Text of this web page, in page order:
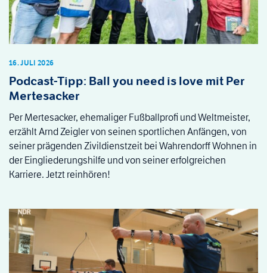
Podcast-Tipp: Ball you need is love mit Per
Mertesacker
16. JULI 2026
Per Mertesacker, ehemaliger Fußballprofi und Weltmeister,
erzählt Arnd Zeigler von seinen sportlichen Anfängen, von
seiner prägenden Zivildienstzeit bei Wahrendorff Wohnen in
der Eingliederungshilfe und von seiner erfolgreichen
Karriere. Jetzt reinhören!